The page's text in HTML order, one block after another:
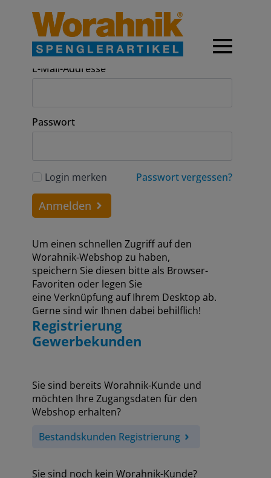
Anmeldung
E-Mail-Addresse
Passwort
Login merken Passwort vergessen?
Anmelden
Um einen schnellen Zugriff auf den
Worahnik-Webshop zu haben,
speichern Sie diesen bitte als Browser-
Favoriten oder legen Sie
eine Verknüpfung auf Ihrem Desktop ab.
Gerne sind wir Ihnen dabei behilflich!
Registrierung
Gewerbekunden
Sie sind bereits Worahnik-Kunde und
möchten Ihre Zugangsdaten für den
Webshop erhalten?
Bestandskunden Registrierung
Sie sind noch kein Worahnik-Kunde?